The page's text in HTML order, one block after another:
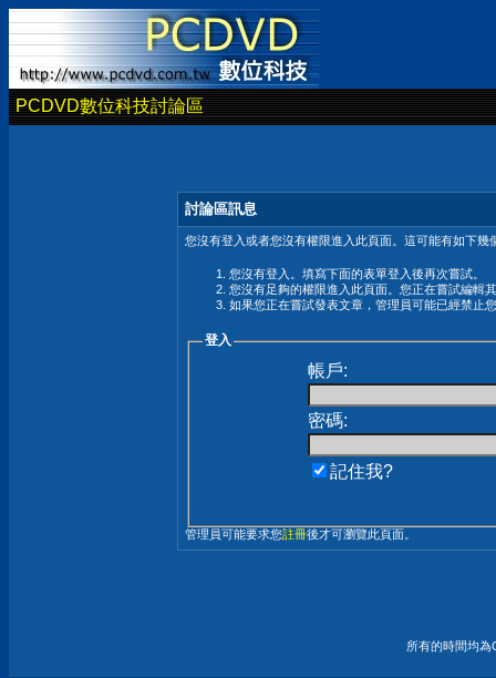
PCDVD數位科技討論區
討論區訊息
您沒有登入或者您沒有權限進入此頁面。這可能有如下幾
您沒有登入。填寫下面的表單登入後再次嘗試。
您沒有足夠的權限進入此頁面。您正在嘗試編輯
如果您正在嘗試發表文章，管理員可能已經禁止
登入
帳戶:
密碼:
記住我?
管理員可能要求您註冊後才可瀏覽此頁面。
所有的時間均為